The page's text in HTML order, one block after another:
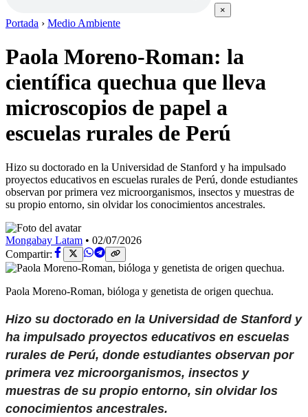
×
Portada › Medio Ambiente
Paola Moreno-Roman: la
científica quechua que lleva
microscopios de papel a
escuelas rurales de Perú
Hizo su doctorado en la Universidad de Stanford y ha impulsado
proyectos educativos en escuelas rurales de Perú, donde estudiantes
observan por primera vez microorganismos, insectos y muestras de
su propio entorno, sin olvidar los conocimientos ancestrales.
Mongabay Latam • 02/07/2026
Compartir:
Paola Moreno-Roman, bióloga y genetista de origen quechua.
Hizo su doctorado en la Universidad de Stanford y
ha impulsado proyectos educativos en escuelas
rurales de Perú, donde estudiantes observan por
primera vez microorganismos, insectos y
muestras de su propio entorno, sin olvidar los
conocimientos ancestrales.